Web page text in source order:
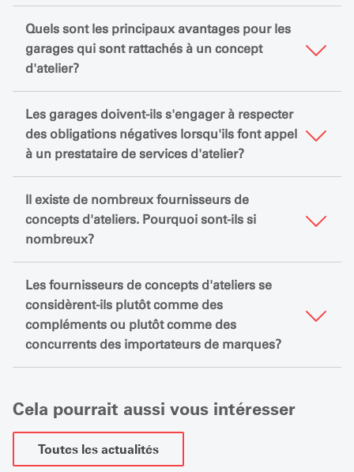
Quels sont les principaux avantages pour les
garages qui sont rattachés à un concept
d'atelier?
Les garages doivent-ils s'engager à respecter
des obligations négatives lorsqu'ils font appel
à un prestataire de services d'atelier?
Il existe de nombreux fournisseurs de
concepts d'ateliers. Pourquoi sont-ils si
nombreux?
Les fournisseurs de concepts d'ateliers se
considèrent-ils plutôt comme des
compléments ou plutôt comme des
concurrents des importateurs de marques?
Cela pourrait aussi vous intéresser
Toutes les actualités